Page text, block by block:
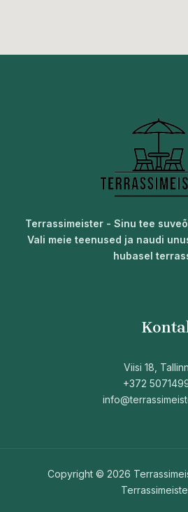
Terrassimeister - Sinu tee
Vali meie teenused ja naudi
hubasel
Viisi 18, Tallinn
+372
Copyright © 2026